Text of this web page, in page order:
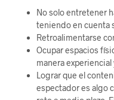
No solo entretener
teniendo en cuenta
Retroalimentarse
Ocupar espacios
manera experiencial
Lograr que el
espectador es algo